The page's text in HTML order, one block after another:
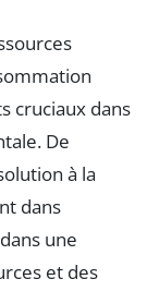
cruciaux dans
De
à la
dans
une
et des